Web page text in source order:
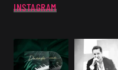
INSTAGRAM